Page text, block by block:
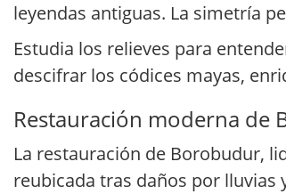
leyendas antiguas. La simetría
Estudia los relieves para
descifrar los códices mayas,
Restauración moderna de
La restauración de Borobudur,
reubicada tras daños por lluvias